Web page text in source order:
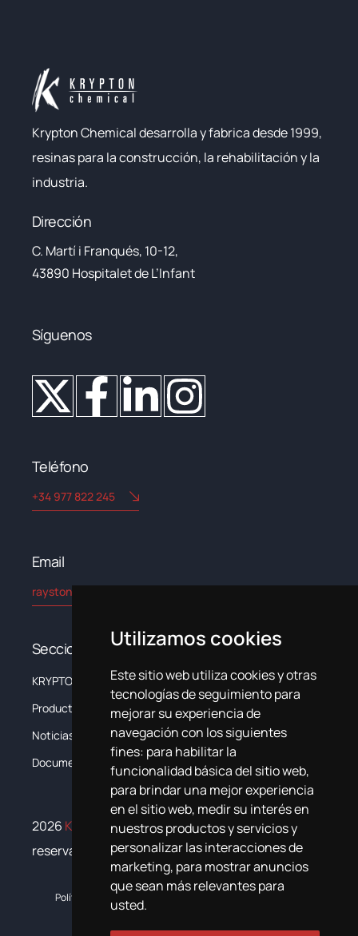
Utilizamos cookies
Este sitio web utiliza cookies y otras
tecnologías de seguimiento para
mejorar su experiencia de
navegación con los siguientes
fines: para habilitar la
funcionalidad básica del sitio web,
para brindar una mejor experiencia
en el sitio web, medir su interés en
nuestros productos y servicios y
personalizar las interacciones de
marketing, para mostrar anuncios
que sean más relevantes para
usted.
Krypton Chemical desarrolla y fabrica desde 1999,
resinas para la construcción, la rehabilitación y la
industria.
Dirección
C. Martí i Franqués, 10-12,
43890 Hospitalet de L’Infant
Síguenos
Teléfono
+34 977 822 245
Email​
rayston@kryptonchemical.com
Secciones
KRYPTON
La Empresa
Productos
Sistemas
Noticias
Formación
Documentación
Contacta
2026 Krypton Chemical. Todos los derechos
reservados
Política de cookies Política de privacidad Plan de igualdad